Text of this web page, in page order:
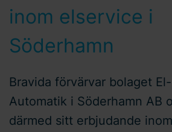
inom elservice i
Söderhamn
Bravida förvärvar bolaget
Automatik i Söderhamn AB
därmed sitt erbjudande